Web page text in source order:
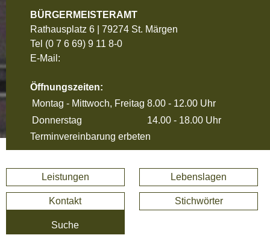
BÜRGERMEISTERAMT
Rathausplatz 6 | 79274 St. Märgen
Tel (0 7 6 69) 9 11 8-0
E-Mail:
Öffnungszeiten:
Montag - Mittwoch, Freitag 8.00 - 12.00 Uhr
Donnerstag
14.00 - 18.00 Uhr
Terminvereinbarung erbeten
Leistungen Lebenslagen
Kontakt Stichwörter
Suche